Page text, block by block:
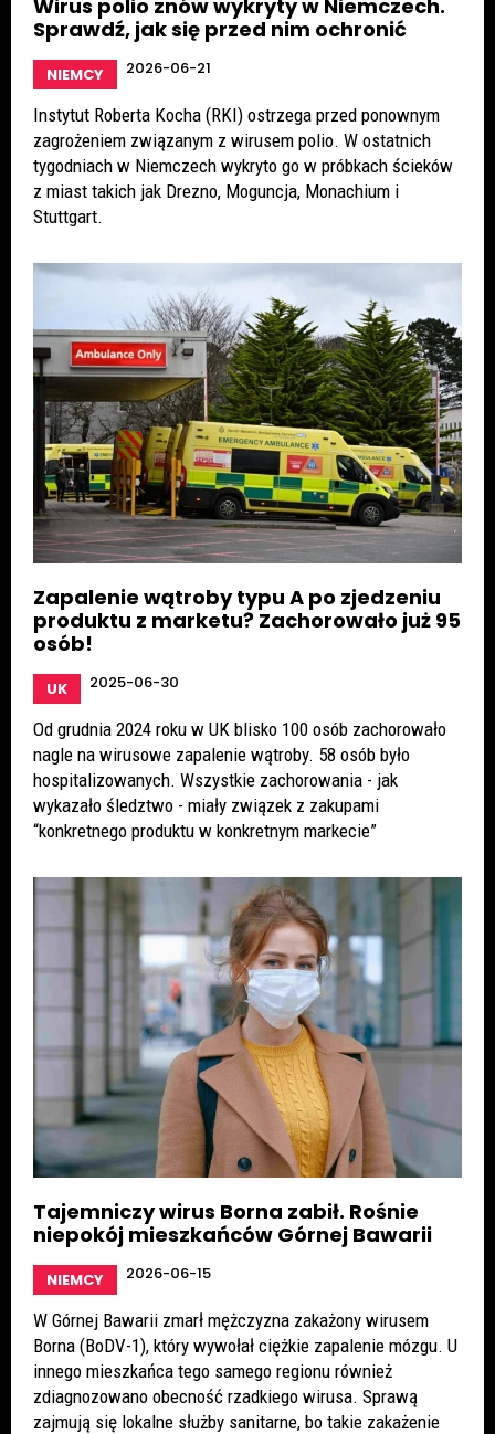
Wirus polio znów wykryty w Niemczech.
Sprawdź, jak się przed nim ochronić
NIEMCY 2026-06-21
Instytut Roberta Kocha (RKI) ostrzega przed ponownym
zagrożeniem związanym z wirusem polio. W ostatnich
tygodniach w Niemczech wykryto go w próbkach ścieków
z miast takich jak Drezno, Moguncja, Monachium i
Stuttgart.
Zapalenie wątroby typu A po zjedzeniu
produktu z marketu? Zachorowało już 95
osób!
UK 2025-06-30
Od grudnia 2024 roku w UK blisko 100 osób zachorowało
nagle na wirusowe zapalenie wątroby. 58 osób było
hospitalizowanych. Wszystkie zachorowania - jak
wykazało śledztwo - miały związek z zakupami
“konkretnego produktu w konkretnym markecie”
Tajemniczy wirus Borna zabił. Rośnie
niepokój mieszkańców Górnej Bawarii
NIEMCY 2026-06-15
W Górnej Bawarii zmarł mężczyzna zakażony wirusem
Borna (BoDV-1), który wywołał ciężkie zapalenie mózgu. U
innego mieszkańca tego samego regionu również
zdiagnozowano obecność rzadkiego wirusa. Sprawą
zajmują się lokalne służby sanitarne, bo takie zakażenie